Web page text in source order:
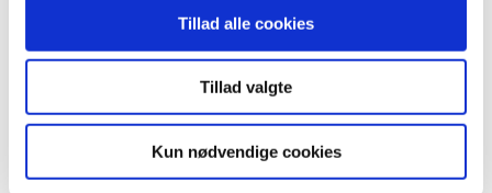
Tillad alle cookies
Tillad valgte
Kun nødvendige cookies
Comirnaty (Pfizer/BioNTech), uge 35
Nyhed på lmst.dk fra 26. august:Status på behandlede
indberetninger om formodede bivirkninger ved
Nyhed på lmst.dk fra 19. august:Status på behandlede
indberetninger om formodede bivirkninger ved